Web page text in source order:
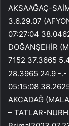
AKSAAĞAÇ-
3.6.29.07
07:27:04
DOĞANŞEHİR
7152 37.3665
28.3965 24.9 -.-
05:15:08
AKCADAĞ
– TATLAR-